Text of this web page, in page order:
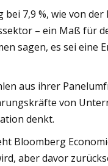
bei 7,9 %, wie von
– ein Maß für
sagen, es sei eine
aus ihrer
von
denkt.
Bloomberg
aber davor